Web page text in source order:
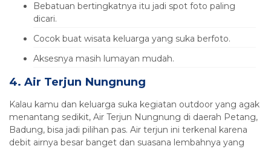
Bebatuan bertingkatnya itu jadi spot foto paling
dicari.
Cocok buat wisata keluarga yang suka berfoto.
Aksesnya masih lumayan mudah.
4. Air Terjun Nungnung
Kalau kamu dan keluarga suka kegiatan outdoor yang agak
menantang sedikit, Air Terjun Nungnung di daerah Petang,
Badung, bisa jadi pilihan pas. Air terjun ini terkenal karena
debit airnya besar banget dan suasana lembahnya yang